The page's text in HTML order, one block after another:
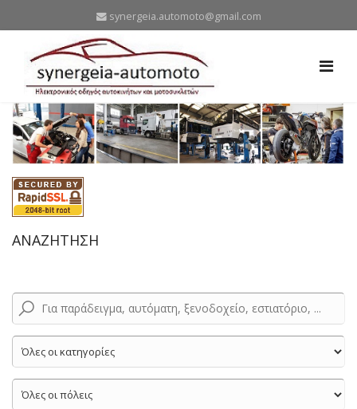
synergeia.automoto@gmail.com
ΑΝΑΖΗΤΗΣΗ